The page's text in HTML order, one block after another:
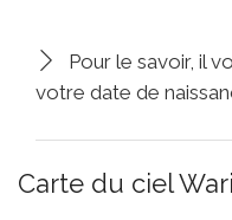
Pour le savoir, il
votre date de
Carte du ciel